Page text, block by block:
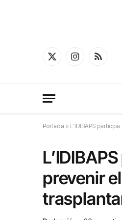
X
InstagramRSS
Portada » L’IDIBAPS
prevenir